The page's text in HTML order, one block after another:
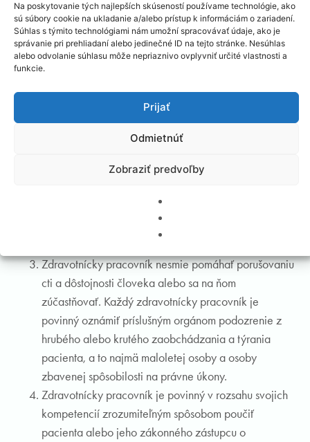
Na poskytovanie tých najlepších skúseností používame technológie, ako
sú súbory cookie na ukladanie a/alebo prístup k informáciám o zariadení.
Súhlas s týmito technológiami nám umožní spracovávať údaje, ako je
správanie pri prehliadaní alebo jedinečné ID na tejto stránke. Nesúhlas
alebo odvolanie súhlasu môže nepriaznivo ovplyvniť určité vlastnosti a
funkcie.
Prijať
Odmietnúť
Zobraziť predvoľby
Zdravotnícky pracovník si musí byť vedomý svojho
postavenia, svojej úlohy v spoločnosti a svojho vplyvu
na okolie.
Zdravotnícky pracovník a pacient:
Zdravotnícky pracovník si vo vzťahu k pacientovi plní
svoje profesionálne povinnosti.
Zdravotnícky pracovník sa k pacientovi správa
trpezlivosťou a nezníži sa k hrubému alebo
rešpektuje pacienta ako rovnocenného partnera so
Zdravotnícky pracovník nesmie pomáhať porušovaniu
cti a dôstojnosti človeka alebo sa na ňom
zúčastňovať. Každý zdravotnícky pracovník je
povinný oznámiť príslušným orgánom podozrenie z
hrubého alebo krutého zaobchádzania a týrania
pacienta, a to najmä maloletej osoby a osoby
zbavenej spôsobilosti na právne úkony.
Zdravotnícky pracovník je povinný v rozsahu svojich
kompetencií zrozumiteľným spôsobom poučiť
pacienta alebo jeho zákonného zástupcu o